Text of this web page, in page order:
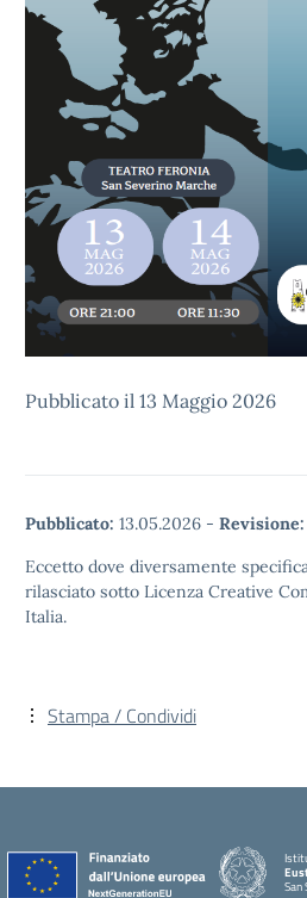
Pubblicato il 13 Maggio 2026
Pubblicato: 13.05.2026 - Revisione:
Eccetto dove diversamente
rilasciato sotto Licenza Creative
Italia.
Stampa / Condividi
San